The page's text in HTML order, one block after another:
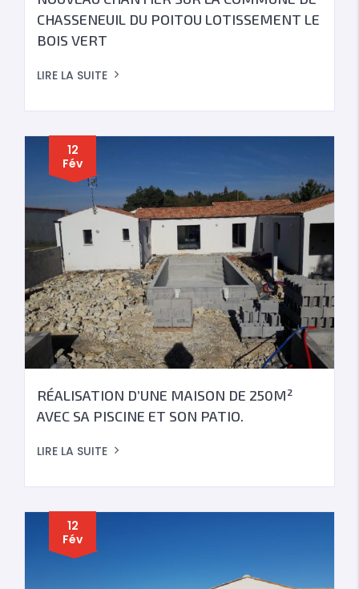
CHASSENEUIL DU POITOU LOTISSEMENT LE
BOIS VERT
LIRE LA SUITE
12
Fév
RÉALISATION D’UNE MAISON DE 250M²
AVEC SA PISCINE ET SON PATIO.
LIRE LA SUITE
12
Fév